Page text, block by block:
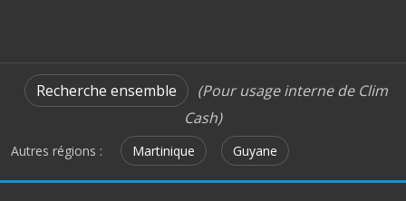
Recherche ensemble
(Pour usage interne de Clim
Cash)
Autres régions : Martinique Guyane